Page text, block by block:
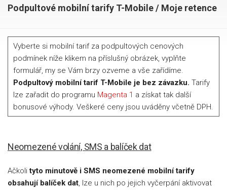
Podpultové mobilní tarify T-Mobile / Moje retence
Vyberte si mobilní tarif za podpultových cenových
podmínek níže klikem na příslušný obrázek, vyplňte
formulář, my se Vám brzy ozveme a vše zařídíme.
Podpultový mobilní tarif T-Mobile je bez závazku. Tarify
lze zařadit do programu Magenta 1 a získat tak další
bonusové výhody. Veškeré ceny jsou uváděny včetně DPH.
Neomezené volání, SMS a balíček dat
Ačkolityto minutově i SMS neomezené mobilní tarify
obsahují balíček dat, lze u nich po jejich vyčerpání aktivovat